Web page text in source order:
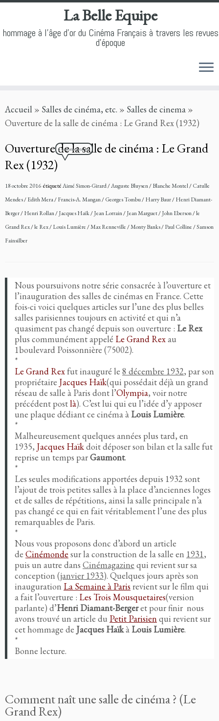
to
content
La Belle Equipe
hommage à l'âge d'or du Cinéma Français à travers les revues
d'époque
Accueil » Salles de cinéma, etc. » Salles de cinema »
Ouverture de la salle de cinéma : Le Grand Rex (1932)
Ouverture de la salle de cinéma : Le Grand
Rex (1932)
6 commentaires
18 octobre 2016 étiquetéAimé Simon-Girard/Auguste Bluysen/Blanche Montel/Catulle
Mendes/Edith Mera/Francis-A. Mangan/Georges Tombu/Harry Baur/Henri Diamant-
Berger/Henri Rollan/Jacques Haïk/Jean Lorrain/Jean Marguet/John Eberson/le
Grand Rex/le Rex/Louis Lumière/Max Renneville/Monty Banks/Paul Colline/Samson
Fainsilber
Nous poursuivons notre série consacrée à l’ouverture et
l’inauguration des salles de cinémas en France. Cette
fois-ci voici quelques articles sur l’une des plus belles
salles parisiennes toujours en activité et qui n’a
quasiment pas changé depuis son ouverture : Le Rex
plus communément appelé Le Grand Rexau
1boulevard Poissonnière (75002).
*
Le Grand Rexfut inauguré le 8 décembre 1932, par son
propriétaire Jacques Haïk(qui possédait déjà un grand
réseau de salle à Paris dont l’Olympia, voir notre
précédent postlà). C’est lui qui eu l’idée d’y apposer
une plaque dédiant ce cinéma à Louis Lumière.
*
Malheureusement quelques années plus tard, en
1935, Jacques Haïkdoit déposer son bilan et la salle fut
reprise un temps parGaumont.
*
Les seules modifications apportées depuis 1932 sont
l’ajout de trois petites salles à la place d’anciennes loges
et de salles de répétitions, ainsi la salle principale n’a
pas changé ce qui en fait véritablement l’une des plus
remarquables de Paris.
*
Nous vous proposons donc d’abord un article
de Cinémonde sur la construction de la salle en 1931,
puis un autre dans Cinémagazine qui revient sur sa
conception (janvier 1933). Quelques jours après son
inauguration La Semaine à Paris revient sur le film qui
a fait l’ouverture : Les Trois Mousquetaires(version
parlante) d’Henri Diamant-Bergeret pour finir nous
avons trouvé un article du Petit Parisienqui revient sur
cet hommage de Jacques Haïkà Louis Lumière.
*
Bonne lecture.
Comment naît une salle de cinéma ? (Le
Grand Rex)